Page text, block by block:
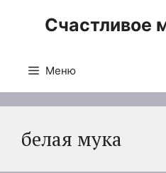
Счастливое
Меню
белая мука